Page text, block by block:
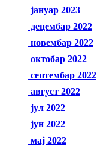
јануар 2023
децембар 2022
новембар 2022
октобар 2022
септембар 2022
август 2022
јул 2022
јун 2022
мај 2022